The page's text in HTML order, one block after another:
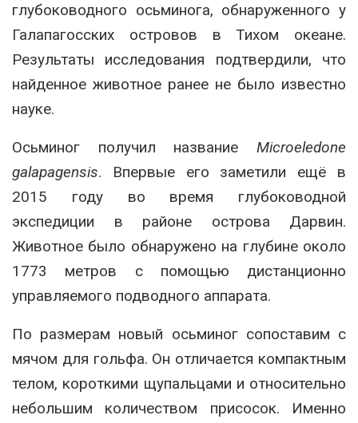
глубоководного осьминога, обнаруженного у
Галапагосских островов в Тихом океане.
Результаты исследования подтвердили, что
найденное животное ранее не было известно
науке.
Осьминог получил название Microeledone
galapagensis. Впервые его заметили ещё в
2015 году во время глубоководной
экспедиции в районе острова Дарвин.
Животное было обнаружено на глубине около
1773 метров с помощью дистанционно
управляемого подводного аппарата.
По размерам новый осьминог сопоставим с
мячом для гольфа. Он отличается компактным
телом, короткими щупальцами и относительно
небольшим количеством присосок. Именно